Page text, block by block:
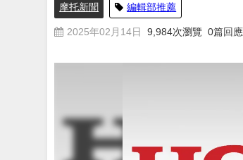
摩托新聞 編輯部推薦
2025年02月14日 9,984次瀏覽 0篇回應